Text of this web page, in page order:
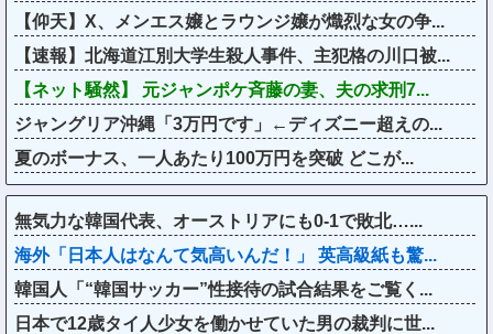
【仰天】X、メンエス嬢とラウンジ嬢が熾烈な女の争...
【速報】北海道江別大学生殺人事件、主犯格の川口被...
【ネット騒然】 元ジャンポケ斉藤の妻、夫の求刑7...
ジャングリア沖縄「3万円です」←ディズニー超えの...
夏のボーナス、一人あたり100万円を突破 どこが...
無気力な韓国代表、オーストリアにも0-1で敗北…...
海外「日本人はなんて気高いんだ！」 英高級紙も驚...
韓国人「“韓国サッカー”性接待の試合結果をご覧く...
日本で12歳タイ人少女を働かせていた男の裁判に世...